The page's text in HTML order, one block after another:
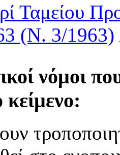
Ταμείου
(Ν. 3/1963)
νόμοι
κείμενο: